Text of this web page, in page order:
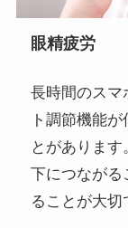
眼精疲労
長時間のスマ
ト調節機能
とがありま
下につながる
ることが大切